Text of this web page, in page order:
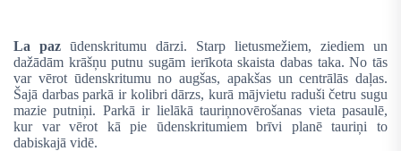
La paz ūdenskritumu dārzi. Starp lietusmežiem, ziediem un
dažādām krāšņu putnu sugām ierīkota skaista dabas taka. No tās
var vērot ūdenskritumu no augšas, apakšas un centrālās daļas.
Šajā darbas parkā ir kolibri dārzs, kurā mājvietu raduši četru sugu
mazie putniņi. Parkā ir lielākā tauriņnovērošanas vieta pasaulē,
kur var vērot kā pie ūdenskritumiem brīvi planē tauriņi to
dabiskajā vidē.